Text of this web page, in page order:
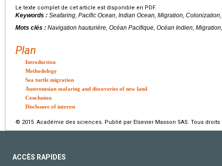
Le texte complet de cet article est disponible en PDF.
Keywords : Seafaring, Pacific Ocean, Indian Ocean, Migration,
Mots clés : Navigation hauturière, Océan Pacifique, Océan Indien,
Plan
Introduction
Methodology
Sea turtle migration
Austronesian seafaring and discoveries of new land
Conclusion
Disclosure of interest
© 2015 Académie des sciences. Publié par Elsevier Masson SAS. Tous droits
ACCÈS RAPIDES